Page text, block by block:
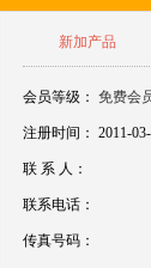
新加产品
会员等级：免费会
注册时间： 2011-
联 系 人：
联系电话：
传真号码：